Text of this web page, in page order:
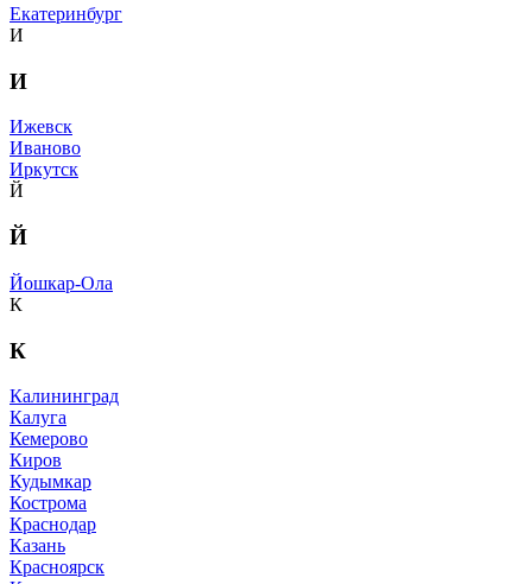
Екатеринбург
И
И
Ижевск
Иваново
Иркутск
Й
Й
Йошкар-Ола
К
К
Калининград
Калуга
Кемерово
Киров
Кудымкар
Кострома
Краснодар
Казань
Красноярск